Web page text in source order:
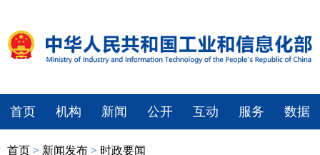
首页 机构 新闻 公开 互动 服务 数据
首页 > 新闻发布 > 时政要闻